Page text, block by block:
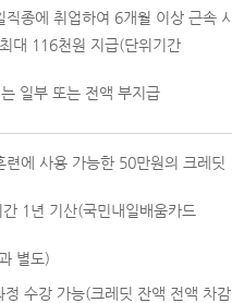
종에 취업하여 6개월 이상 근속 시
대 116천원 지급(단위기간
일부 또는 전액 부지급
에 사용 가능한 50만원의 크레딧
1년 기산(국민내일배움카드
별도)
수강 가능(크레딧 잔액 전액 차감